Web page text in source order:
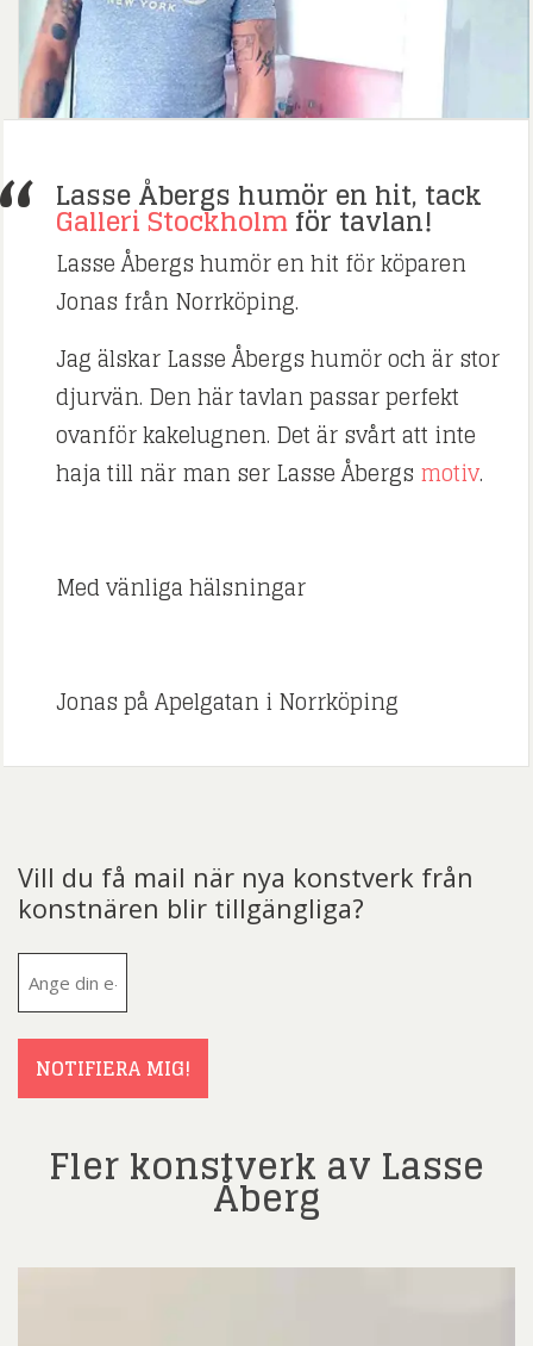
Lasse Åbergs humör en hit, tack
Galleri Stockholmför tavlan!
Lasse Åbergs humör en hit för köparen
Jonas från Norrköping.
Jag älskar Lasse Åbergs humör och är stor
djurvän. Den här tavlan passar perfekt
ovanför kakelugnen. Det är svårt att inte
haja till när man ser Lasse Åbergs motiv.
Med vänliga hälsningar
Jonas på Apelgatan i Norrköping
Vill du få mail när nya konstverk från
konstnären blir tillgängliga?
NOTIFIERA MIG!
Fler konstverk av Lasse
Åberg